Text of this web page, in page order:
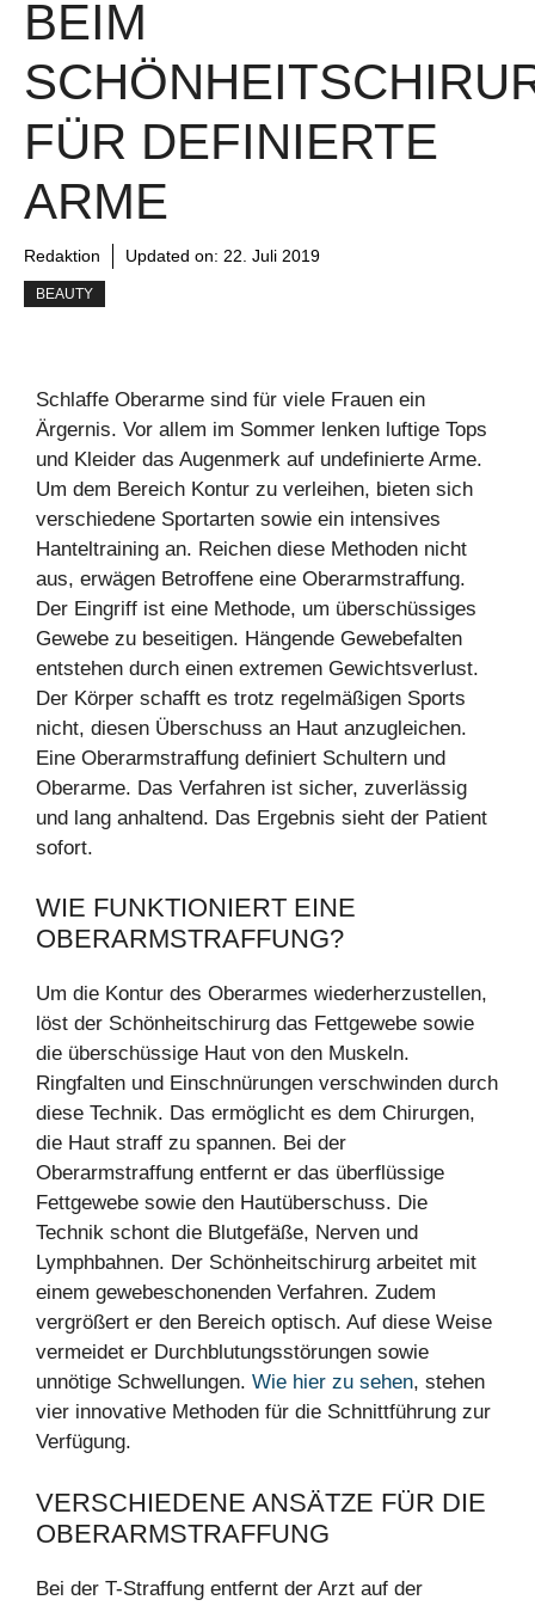
BEIM
FÜR DEFINIERTE
ARME
Redaktion Updated on: 22. Juli 2019
BEAUTY
Schlaffe Oberarme sind für viele Frauen ein
Ärgernis. Vor allem im Sommer lenken luftige Tops
und Kleider das Augenmerk auf undefinierte Arme.
Um dem Bereich Kontur zu verleihen, bieten sich
verschiedene Sportarten sowie ein intensives
Hanteltraining an. Reichen diese Methoden nicht
aus, erwägen Betroffene eine Oberarmstraffung.
Der Eingriff ist eine Methode, um überschüssiges
Gewebe zu beseitigen. Hängende Gewebefalten
entstehen durch einen extremen Gewichtsverlust.
Der Körper schafft es trotz regelmäßigen Sports
nicht, diesen Überschuss an Haut anzugleichen.
Eine Oberarmstraffung definiert Schultern und
Oberarme. Das Verfahren ist sicher, zuverlässig
und lang anhaltend. Das Ergebnis sieht der Patient
sofort.
WIE FUNKTIONIERT EINE
OBERARMSTRAFFUNG?
Um die Kontur des Oberarmes wiederherzustellen,
löst der Schönheitschirurg das Fettgewebe sowie
die überschüssige Haut von den Muskeln.
Ringfalten und Einschnürungen verschwinden durch
diese Technik. Das ermöglicht es dem Chirurgen,
die Haut straff zu spannen. Bei der
Oberarmstraffung entfernt er das überflüssige
Fettgewebe sowie den Hautüberschuss. Die
Technik schont die Blutgefäße, Nerven und
Lymphbahnen. Der Schönheitschirurg arbeitet mit
einem gewebeschonenden Verfahren. Zudem
vergrößert er den Bereich optisch. Auf diese Weise
vermeidet er Durchblutungsstörungen sowie
unnötige Schwellungen. Wie hier zu sehen, stehen
vier innovative Methoden für die Schnittführung zur
Verfügung.
VERSCHIEDENE ANSÄTZE FÜR DIE
OBERARMSTRAFFUNG
Bei der T-Straffung entfernt der Arzt auf der